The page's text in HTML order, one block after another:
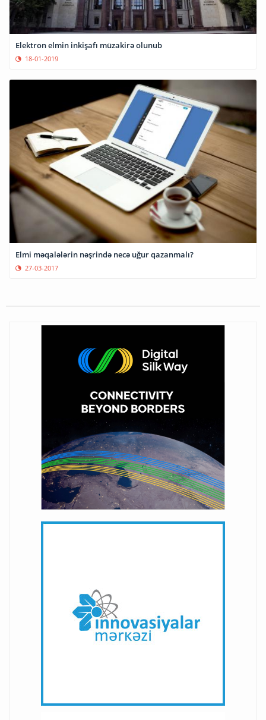
Elektron elmin inkişafı müzakirə olunub
18-01-2019
Elmi məqalələrin nəşrində necə uğur qazanmalı?
27-03-2017